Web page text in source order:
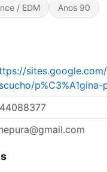
/ EDM Anos 90
p%C3%A1gina-